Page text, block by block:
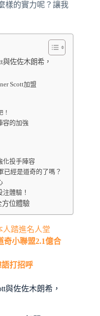
樣的實力呢？讓我
與佐佐木朗希，
Scott加盟
！
容的加強
化投手陣容
已經是道奇的了嗎？
體驗！
方位體驗
踏進名人堂
小聯盟2.1億合
打招呼
與佐佐木朗希，